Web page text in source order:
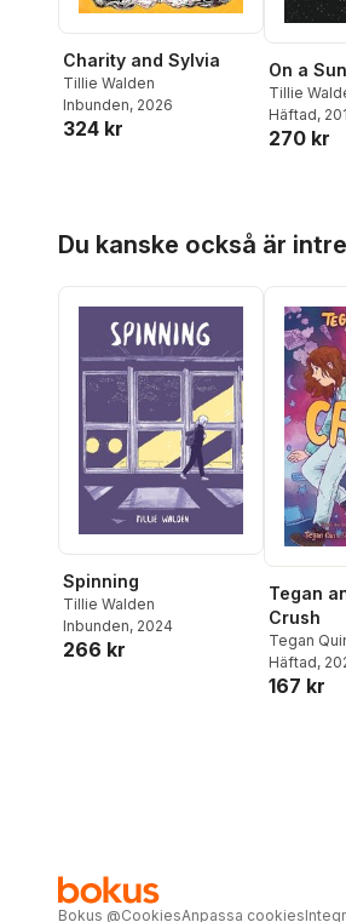
Charity and Sylvia
Tillie Walden
Inbunden, 2026
324 kr
On a
Tillie
Häftad,
270 kr
Du kanske också är
Spinning
Tillie Walden
Inbunden, 2024
266 kr
Tegan
Crush
Tegan
Häftad,
167 kr
Bokus @CookiesAnpassa cookies